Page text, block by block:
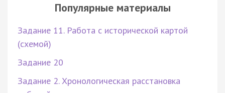
Популярные материалы
Задание 11. Работа с исторической картой
(схемой)
Задание 20
Задание 2. Хронологическая расстановка